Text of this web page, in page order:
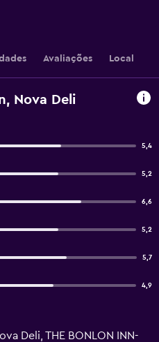
Avaliações Local
Nova Deli
5,4
5,2
6,6
5,2
5,7
4,9
Deli, THE BONLON INN-